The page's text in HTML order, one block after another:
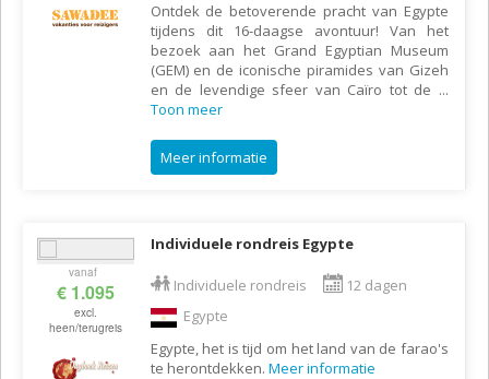
Ontdek de betoverende pracht van Egypte
tijdens dit 16-daagse avontuur! Van het
bezoek aan het Grand Egyptian Museum
(GEM) en de iconische piramides van Gizeh
en de levendige sfeer van Caïro tot de ...
Toon meer
Meer informatie
vanaf
€ 1.095
excl.
heen/terugreis
Individuele rondreis Egypte
Individuele rondreis
12 dagen
Egypte
Egypte, het is tijd om het land van de farao's
te herontdekken. Meer informatie